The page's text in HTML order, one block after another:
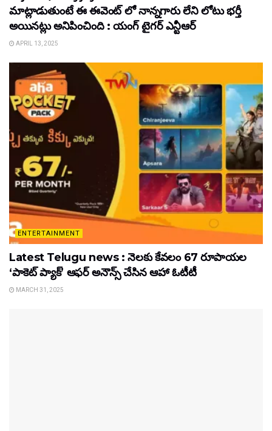
మాట్లాడుతుంటే ఈ ఈవెంట్ లో నాన్నగారు లేని లోటు భర్తీ
అయినట్లు అనిపించింది : యంగ్ టైగర్ ఎన్టీఆర్
APRIL 13, 2025
ENTERTAINMENT
Latest Telugu news : నెలకు కేవలం 67 రూపాయల
‘పాకెట్ ప్యాక్’ ఆఫర్ అనౌన్స్ చేసిన ఆహా ఓటీటీ
MARCH 31, 2025